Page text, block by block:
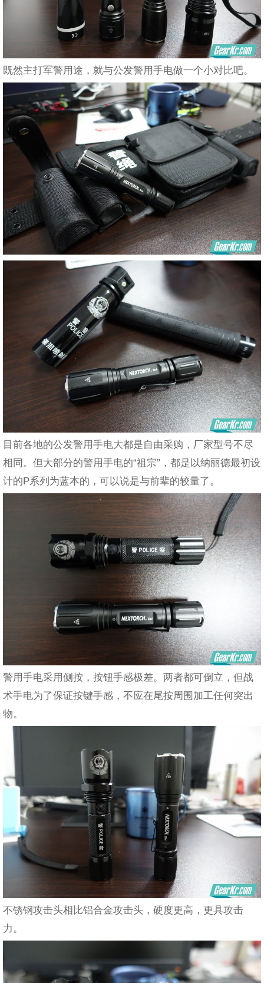
既然主打军警用途，就与公发警用手电做一个小对比吧。
目前各地的公发警用手电大都是自由采购，厂家型号不尽
相同。但大部分的警用手电的“祖宗”，都是以纳丽德最初设
计的P系列为蓝本的，可以说是与前辈的较量了。
警用手电采用侧按，按钮手感极差。两者都可倒立，但战
术手电为了保证按键手感，不应在尾按周围加工任何突出
物。
不锈钢攻击头相比铝合金攻击头，硬度更高，更具攻击
力。